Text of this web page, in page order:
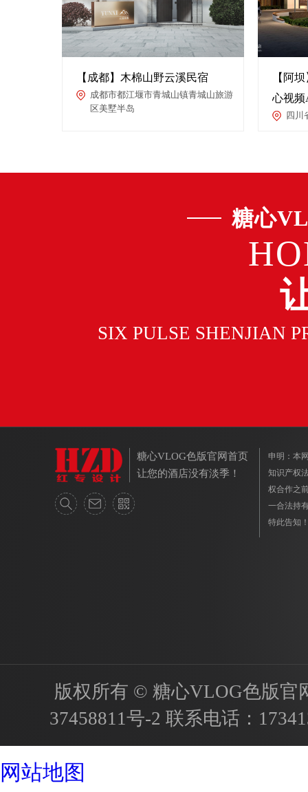
【成都】木棉山野云溪民宿
成都市都江堰市青城山镇青城山旅游
区美墅半岛
【阿
心视频
四川
糖心
SIX PULSE SHENJIAN
糖心VLOG色版官网首页
让您的酒店没有淡季！
申明：
知识产权法
权合作之
一合法持有
特此告知
版权所有 © 糖心VLOG色版官
37458811号-2 联系电话：
网站地图